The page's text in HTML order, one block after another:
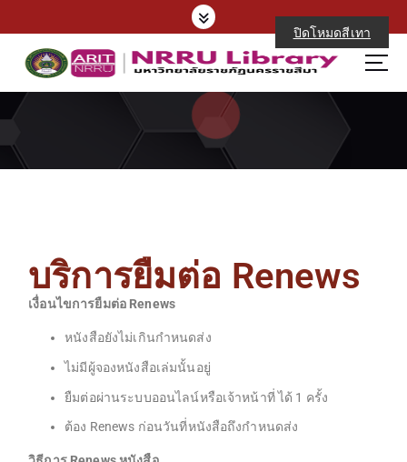
บริการยืมต่อ Renews
เงื่อนไขการยืมต่อ Renews
หนังสือยังไม่เกินกำหนดส่ง
ไม่มีผู้จองหนังสือเล่มนั้นอยู่
ยืมต่อผ่านระบบออนไลน์หรือเจ้าหน้าที่ ได้ 1 ครั้ง
ต้อง Renews ก่อนวันที่หนังสือถึงกำหนดส่ง
ปิดโหมดสีเทา